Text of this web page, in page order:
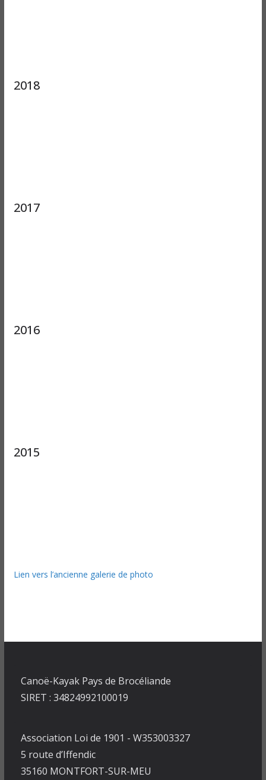
2018
2017
2016
2015
Lien vers l’ancienne galerie de photo
Canoë-Kayak Pays de Brocéliande
SIRET : 34824992100019
Association Loi de 1901 - W353003327
5 route d’Iffendic
35160 MONTFORT-SUR-MEU